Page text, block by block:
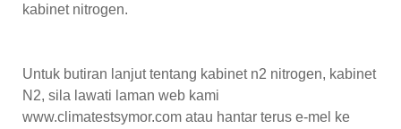
kabinet nitrogen.
Untuk butiran lanjut tentang kabinet n2 nitrogen, kabinet
N2, sila lawati laman web kami
www.climatestsymor.com atau hantar terus e-mel ke